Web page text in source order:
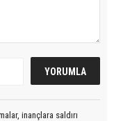
inançlara saldırı